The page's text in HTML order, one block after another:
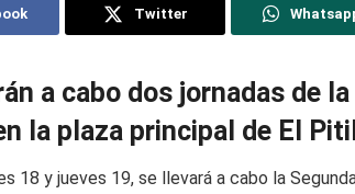
Twitter
a cabo dos jornadas de
la plaza principal de El
18 y jueves 19, se llevará a cabo la